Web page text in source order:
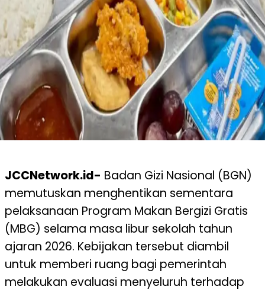
JCCNetwork.id- Badan Gizi Nasional (BGN)
memutuskan menghentikan sementara
pelaksanaan Program Makan Bergizi Gratis
(MBG) selama masa libur sekolah tahun
ajaran 2026. Kebijakan tersebut diambil
untuk memberi ruang bagi pemerintah
melakukan evaluasi menyeluruh terhadap